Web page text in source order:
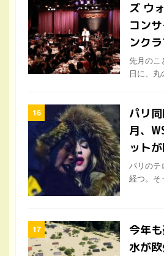
ズ ウ
コン
ンク
先月のこ
日に、丸
パリ
月、
ット
パリのテ
経つ。そ
今年
水が